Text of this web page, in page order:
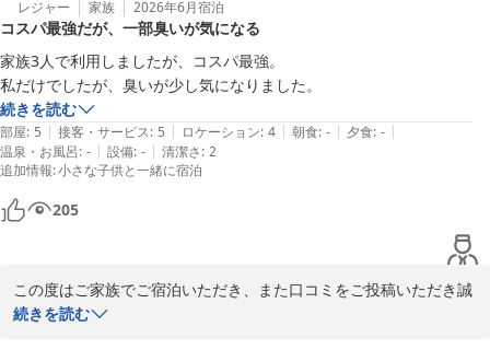
一方で、バスタブがないことや地上波放送をご覧いただけない点に
つきましては、ご期待に添えず申し訳ございません。当ホテルはシ
ャワールームを採用し、お部屋をより広く快適にご利用いただける
よう設計しております。また、プロジェクターでは各種動画配信サ
ービスをお楽しみいただけますが、いただいたご意見は今後のサー
ビス向上の参考として大切に活用させていただきます。
「また利用したい」とのお言葉は、スタッフ一同にとって何よりの
励みです。これからも清潔で快適な空間づくりと、お客様にご満足
また諏訪へお越しの際は、ぜひ blue quad hotel 諏訪をご利用くだ
さいませ。
レジャー 家族 2026年6月宿泊
コスパ最強だが、一部臭いが気になる
家族3人で利用しましたが、コスパ最強。
続きを読む
部屋: 5 | 接客・サービス: 5 | ロケーション: 4 | 朝食: - | 夕食: - |
温泉・お風呂: - | 設備: - | 清潔さ: 2
追加情報:小さな子供と一緒に宿泊
205
この度はご家族でご宿泊いただき、また口コミをご投稿いただき誠
にありがとうございます。
続きを読む